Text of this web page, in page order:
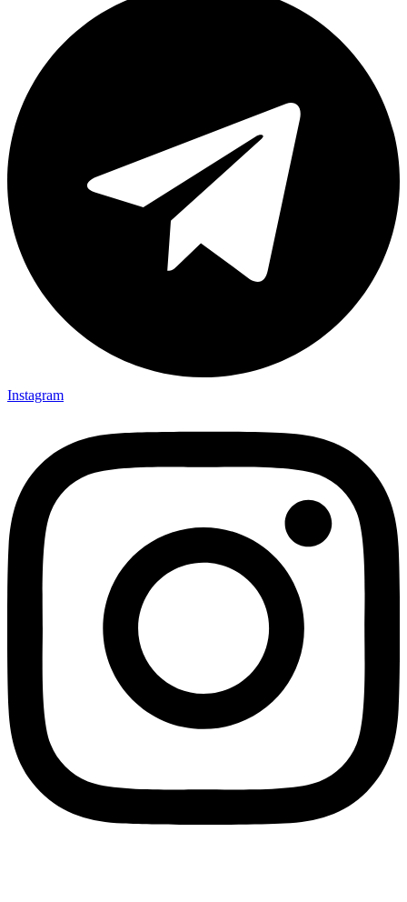
Instagram